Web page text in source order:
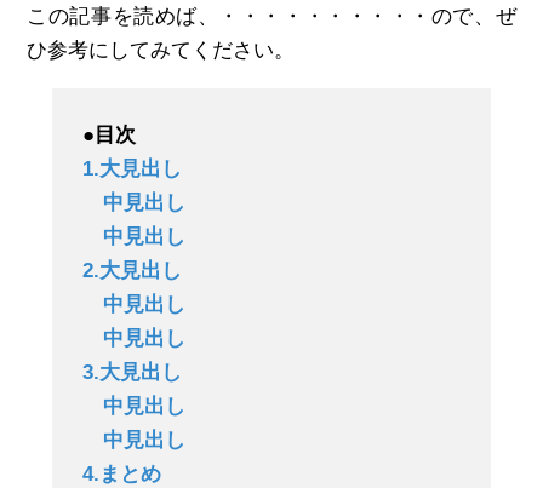
この記事を読めば、・・・・・・・・・・ので、ぜ
ひ参考にしてみてください。
●目次
1.大見出し
中見出し
中見出し
2.大見出し
中見出し
中見出し
3.大見出し
中見出し
中見出し
4.まとめ